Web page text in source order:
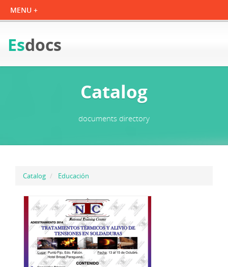
Esdocs
Catalog
documents directory
Catalog Educación